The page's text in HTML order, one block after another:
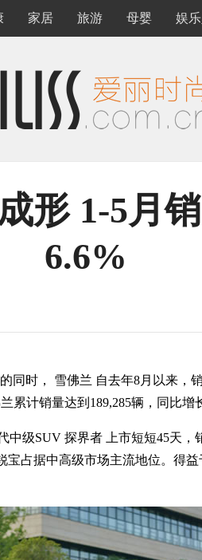
家居 旅游 母婴 娱
形 1-5月
6.6%
时， 雪佛兰 自去年8月以来，销
计销量达到189,285辆，同比增
SUV 探界者 上市短短45天，
占据中高级市场主流地位。得